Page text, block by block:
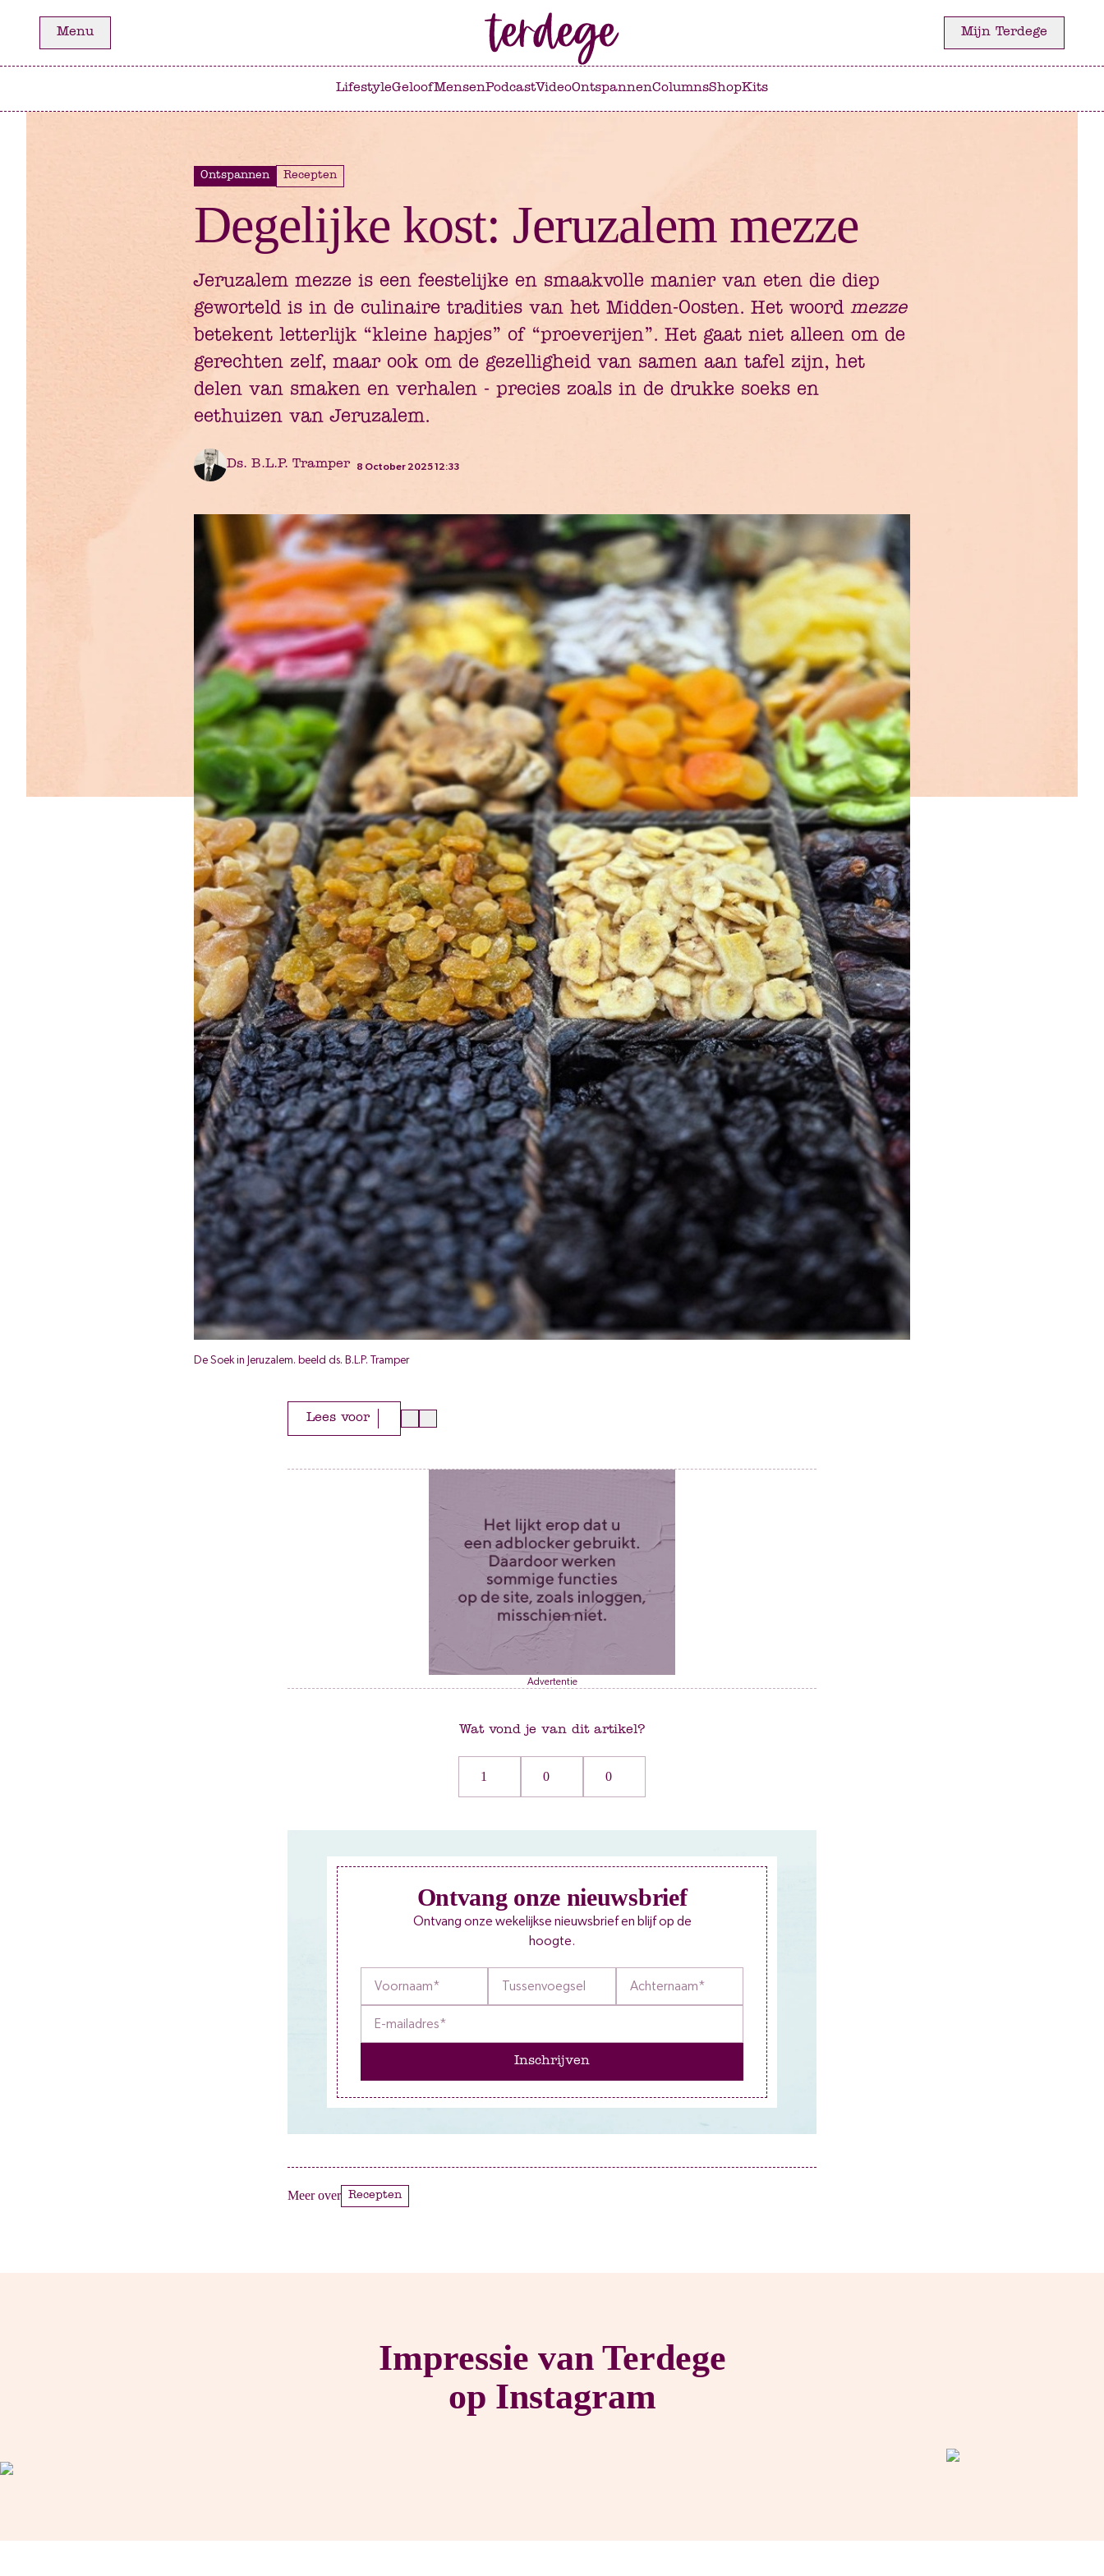
naar
het
naar
de
Menu Mijn Terdege
LifestyleGeloofMensenPodcastVideoOntspannenColumnsShopKits
Ontspannen Recepten
Degelijke kost: Jeruzalem mezze
Jeruzalem mezze is een feestelijke en smaakvolle manier van eten die diep
geworteld is in de culinaire tradities van het Midden-Oosten. Het woord mezze
betekent letterlijk “kleine hapjes” of “proeverijen”. Het gaat niet alleen om de
gerechten zelf, maar ook om de gezelligheid van samen aan tafel zijn, het
delen van smaken en verhalen - precies zoals in de drukke soeks en
eethuizen van Jeruzalem.
Ds. B.L.P. Tramper 8 October 2025 12:33
De Soek in Jeruzalem. beeld ds. B.L.P. Tramper
Lees voor
Advertentie
Wat vond je van dit artikel?
1 0 0
Ontvang onze nieuwsbrief
Ontvang onze wekelijkse nieuwsbrief en blijf op de
hoogte.
Inschrijven
Meer over Recepten
Impressie van Terdege
op Instagram